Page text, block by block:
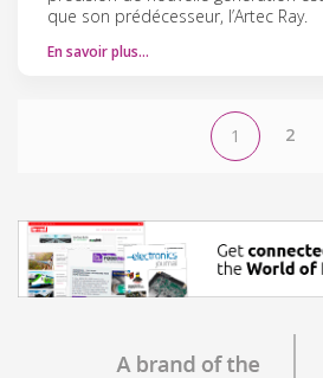
que son prédécesseur, l’Artec Ray.
En savoir plus…
1 2